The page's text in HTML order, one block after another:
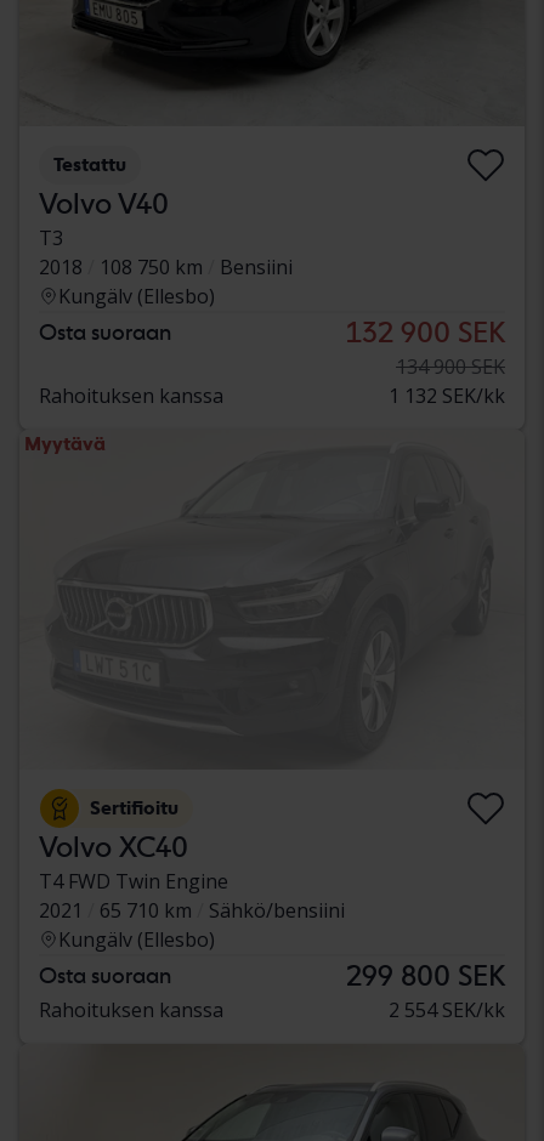
Testattu
Volvo V40
T3
2018
108 750 km
Bensiini
Kungälv (Ellesbo)
Osta suoraan 132 900 SEK
134 900 SEK
Rahoituksen kanssa
1 132 SEK/kk
Myytävä
Sertifioitu
Volvo XC40
T4 FWD Twin Engine
2021
65 710 km
Sähkö/bensiini
Kungälv (Ellesbo)
Osta suoraan 299 800 SEK
Rahoituksen kanssa 2 554 SEK/kk